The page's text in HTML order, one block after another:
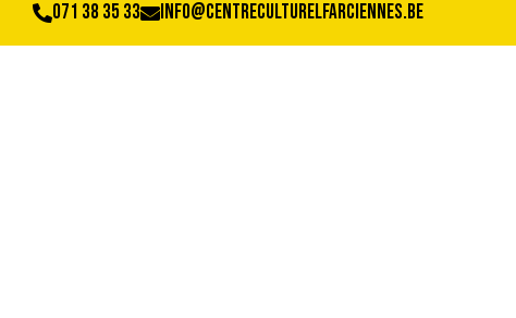
071 38 35 33 info@centreculturelfarciennes.be